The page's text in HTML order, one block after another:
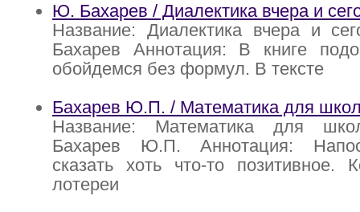
Ю. Бахарев / Диалектика вчера и
Название: Диалектика вчера и
Бахарев Аннотация: В книге
обойдемся без формул. В тексте
Бахарев Ю.П. / Математика для
Название: Математика для
Бахарев Ю.П. Аннотация:
сказать хоть что-то позитивное.
лотереи